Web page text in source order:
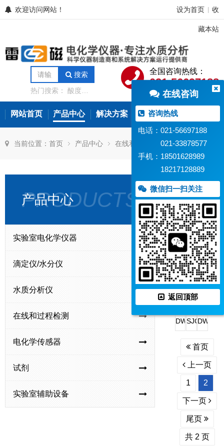
欢迎访问网站！ 设为首页 收
藏本站
搜索
热门搜索：酸度计
分析仪
微量水分分
析仪
氨氮测定仪
全国咨询热线：
021-56697188
网站首页 产品中心 解决方案 常见问题
当前位置： 首页 产品中心 在线和过程检测
产品中心
PRODUCTS
实验室电化学仪器
滴定仪/水分仪
水质分析仪
在线和过程检测
电化学传感器
试剂
实验室辅助设备
PHG-
21C
型
工
业
pH/ORP
测
量
控
制
PHG-
217D
型
工
业
pH/ORP
测
量
控
制
PHG-
7685A
型
工
业
pH
计
型
在
线
重
金
属
测
SJG-
791B
型
在
线
消
毒
剂
DWG-
8004
型
氯
离
子
自
动
监
仪
DWG-
8003
型
氟
离
子
自
动
监
仪
型
氨
氮
自
动
COD-
582
型
在
线
量
SJG-
792
型
在
线
余
氯
监
仪
SJG-
7835A
型
联
氨
监
仪
在
线
水
DWG-
监
SJG-
型
地
水
多
数
监
DWG-
型
钠
子
监
仪
首页
上一页
1 2
下一页
尾页
共 2 页
在线咨询
咨询热线
电话：021-56697188
021-33878577
手机：18501628989
18217128889
微信扫一扫关注
返回顶部